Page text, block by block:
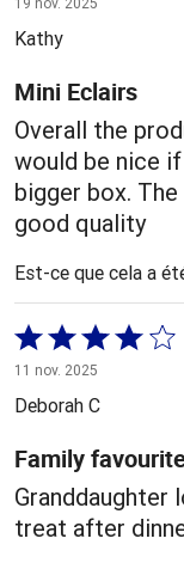
5
Kathy
Mini Eclairs
Overall the
would be nice
bigger box.
good quality
Est-ce que cela a
Coté
4 sur
5
11 nov. 2025
Deborah C
Family
Granddaughter
treat after